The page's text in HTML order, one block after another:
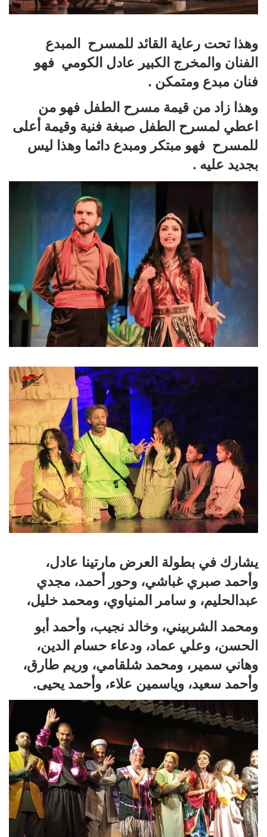
وهذا تحت رعاية القائد للمسرح المبدع
الفنان والمخرج الكبير عادل الكومي فهو
فنان مبدع ومتمكن .
وهذا زاد من قيمة مسرح الطفل فهو من
اعطي لمسرح الطفل صبغة فنية وقيمة أعلى
للمسرح فهو مبتكر ومبدع دائما وهذا ليس
بجديد عليه .
يشارك في بطولة العرض مارتينا عادل،
وأحمد صبري غباشي، وحور أحمد، مجدي
عبدالحليم، و سامر المنياوي، ومحمد خليل،
ومحمد الشربيني، وخالد نجيب، وأحمد أبو
الحسن، وعلي عماد، ودعاء حسام الدين،
وهاني سمير، ومحمد شلقامي، وريم طارق،
وأحمد سعيد، وياسمين علاء، وأحمد يحيى.